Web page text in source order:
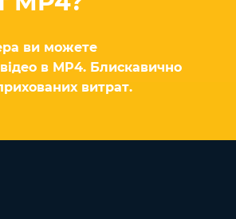
ви можете
в MP4. Блискавично
витрат.